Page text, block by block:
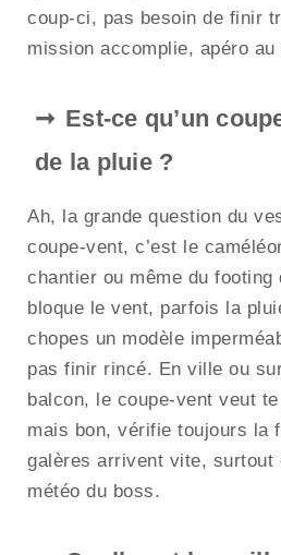
coup-ci, pas besoin de finir
mission accomplie, apéro au
Est-ce qu’un
de la pluie ?
Ah, la grande question du
coupe-vent, c’est le
chantier ou même du footing
bloque le vent, parfois la
chopes un modèle
pas finir rincé. En ville ou
balcon, le coupe-vent veut
mais bon, vérifie toujours la
galères arrivent vite, surtout
météo du boss.